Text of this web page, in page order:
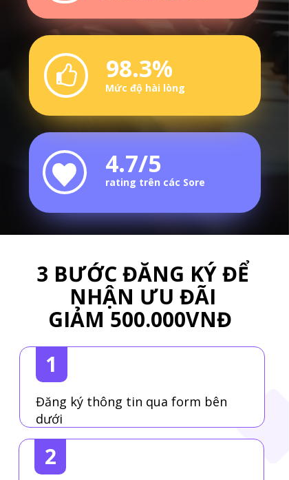
4.7/5
rating trên các Sore
Mức độ hài lòng
98.3%
3 BƯỚC ĐĂNG KÝ ĐỂ
NHẬN ƯU ĐÃI
GIẢM 500.000VNĐ
2
Đăng ký thông tin qua form bên
dưới
1